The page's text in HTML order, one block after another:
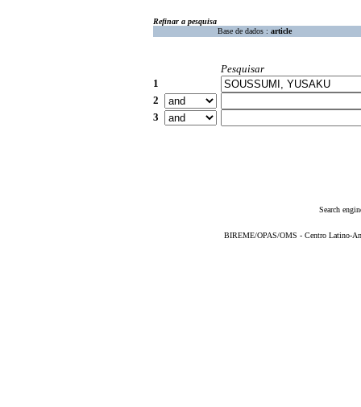
Refinar a pesquisa
Base de dados : article
Pesquisar
1
2
3
Search
BIREME/OPAS/OMS - Centro Latino-